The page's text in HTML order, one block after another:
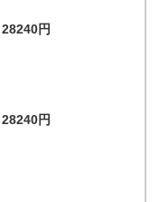
28240円
28240円